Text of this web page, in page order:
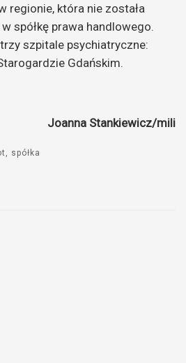
regionie, która nie została
spółkę prawa handlowego.
szpitale psychiatryczne:
Gdańskim.
Joanna Stankiewicz/mili
spółka